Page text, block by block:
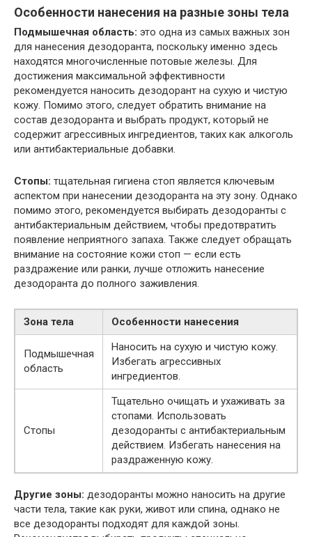
Особенности нанесения на разные зоны тела
Подмышечная область: это одна из самых важных зон
для нанесения дезодоранта, поскольку именно здесь
находятся многочисленные потовые железы. Для
достижения максимальной эффективности
рекомендуется наносить дезодорант на сухую и чистую
кожу. Помимо этого, следует обратить внимание на
состав дезодоранта и выбрать продукт, который не
содержит агрессивных ингредиентов, таких как алкоголь
или антибактериальные добавки.
Стопы: тщательная гигиена стоп является ключевым
аспектом при нанесении дезодоранта на эту зону. Однако
помимо этого, рекомендуется выбирать дезодоранты с
антибактериальным действием, чтобы предотвратить
появление неприятного запаха. Также следует обращать
внимание на состояние кожи стоп — если есть
раздражение или ранки, лучше отложить нанесение
дезодоранта до полного заживления.
Зона тела Особенности нанесения
Подмышечная
область
Наносить на сухую и чистую кожу.
Избегать агрессивных
ингредиентов.
Стопы
Тщательно очищать и ухаживать за
стопами. Использовать
дезодоранты с антибактериальным
действием. Избегать нанесения на
раздраженную кожу.
Другие зоны: дезодоранты можно наносить на другие
части тела, такие как руки, живот или спина, однако не
все дезодоранты подходят для каждой зоны.